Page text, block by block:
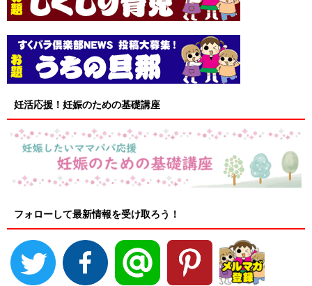
妊活応援！妊娠のための基礎講座
フォローして最新情報を受け取ろう！